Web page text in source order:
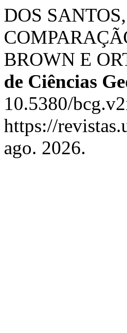
DOS
BROWN E
de Ciências
10.5380/
https://
ago. 2026.